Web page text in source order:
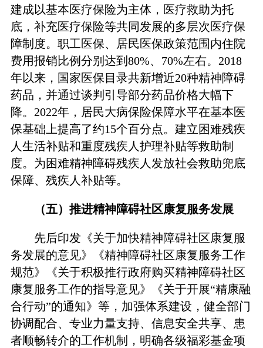
建成以基本医疗保险为主体，医疗救助为托
底，补充医疗保险等共同发展的多层次医疗保
障制度。职工医保、居民医保政策范围内住院
费用报销比例分别达到80%、70%左右。2018
年以来，国家医保目录共新增近20种精神障碍
药品，并通过谈判引导部分药品价格大幅下
降。2022年，居民大病保险保障水平在基本医
保基础上提高了约15个百分点。建立困难残疾
人生活补贴和重度残疾人护理补贴等救助制
度。为困难精神障碍残疾人发放社会救助兜底
保障、残疾人补贴等。
（五）推进精神障碍社区康复服务发展
先后印发《关于加快精神障碍社区康复服
务发展的意见》《精神障碍社区康复服务工作
规范》《关于积极推行政府购买精神障碍社区
康复服务工作的指导意见》《关于开展“精康融
合行动”的通知》等，加强体系建设，健全部门
协调配合、专业力量支持、信息安全共享、患
者顺畅转介的工作机制，明确各级福彩基金项